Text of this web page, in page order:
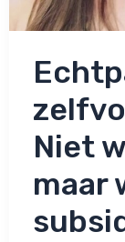
Niet
maar